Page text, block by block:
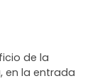
de la
en la entrada